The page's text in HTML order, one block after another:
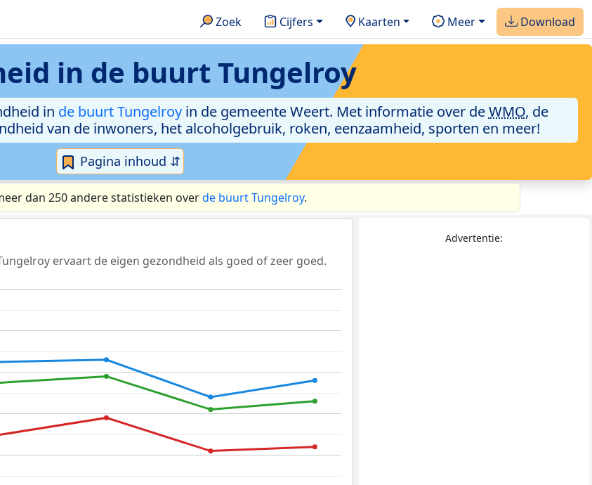
Zoek Cijfers Kaarten Meer Download
in de buurt Tungelroy
in de buurt Tungelroyin de gemeente Weert. Met informatie over deWMO, de
van de inwoners, het alcoholgebruik, roken, eenzaamheid, sporten en meer!
Pagina inhoud ⇵
dan 250 andere statistieken overde buurt Tungelroy.
ervaart de eigen gezondheid als goed of zeer goed.
Advertentie: